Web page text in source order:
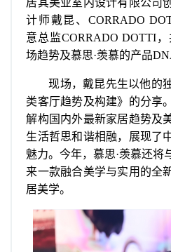
居其美业室内设计有限公司
计师戴昆、CORRADO
意总监CORRADO DOTTI
场趋势及慕思·羡慕的产品
现场，戴昆先生以他的
类客厅趋势及构建》的分享
解构国内外最新家居趋势及
生活哲思和谐相融，展现了
魅力。今年，慕思·羡慕还将
来一款融合美学与实用的全
居美学。